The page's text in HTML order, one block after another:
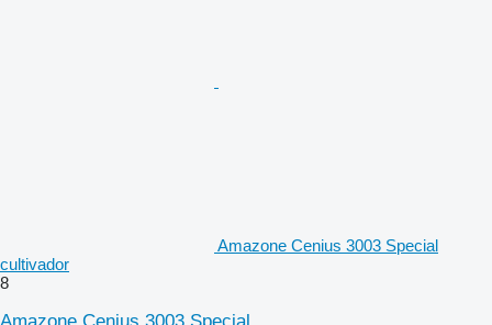
Amazone Cenius 3003 Special
cultivador
8